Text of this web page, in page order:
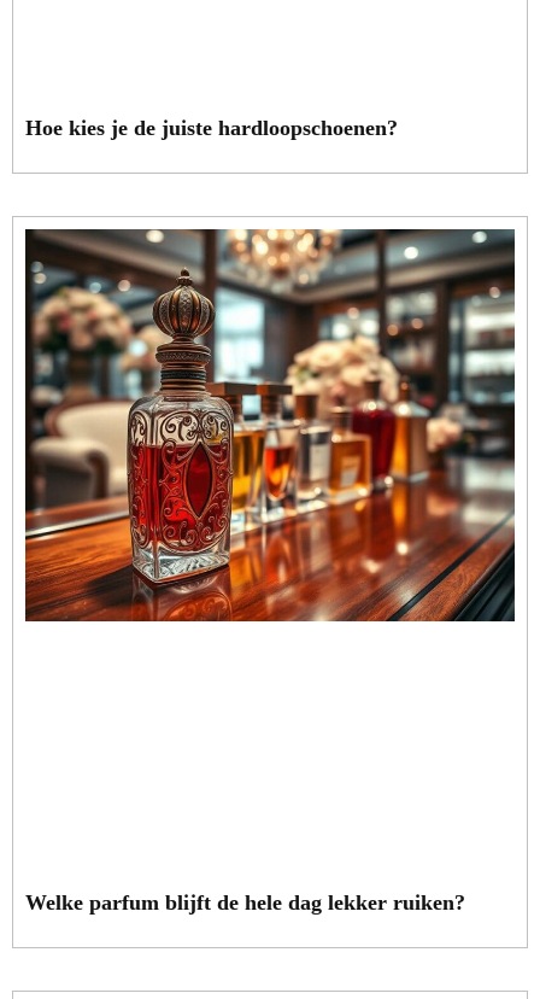
Hoe kies je de juiste hardloopschoenen?
Welke parfum blijft de hele dag lekker ruiken?